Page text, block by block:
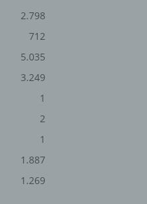
2.798
712
5.035
3.249
1
2
1
1.887
1.269